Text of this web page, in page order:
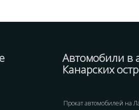
Автомобили в
Канарских
Прокат автомобилей на